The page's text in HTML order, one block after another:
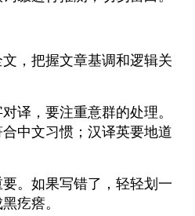
，把握文章基调和逻辑关
译，要注重意群的处理。
中文习惯；汉译英要地道
。如果写错了，轻轻划一
疙瘩。